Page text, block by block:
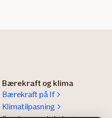
Bærekraft og klima
Bærekraft på If
Klimatilpasning